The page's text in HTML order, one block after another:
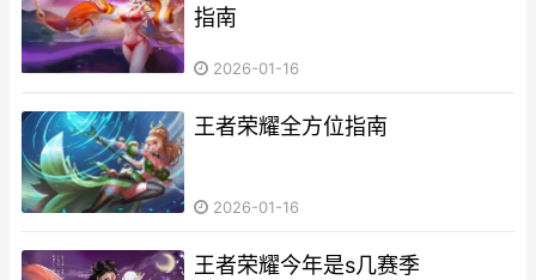
指南
2026-01-16
王者荣耀全方位指南
2026-01-16
王者荣耀今年是s几赛季